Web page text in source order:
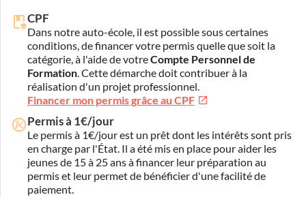
CPF
Dans notre auto-école, il est possible sous certaines
conditions, de financer votre permis quelle que soit la
catégorie, à l'aide de votreCompte Personnel de
Formation. Cette démarche doit contribuer à la
réalisation d'un projet professionnel.
Financer mon permis grâce au CPF
Permis à 1€/jour
Le permis à 1€/jour est un prêt dont les intérêts sont pris
en charge par l'État. Il a été mis en place pour aider les
jeunes de 15 à 25 ans à financer leur préparation au
permis et leur permet de bénéficier d'une facilité de
paiement.